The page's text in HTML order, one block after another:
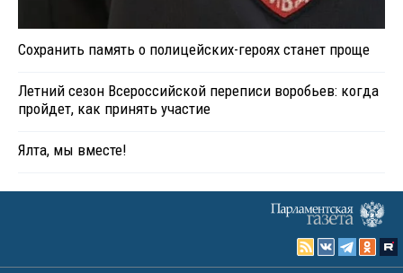
Сохранить память о полицейских-героях станет проще
Летний сезон Всероссийской переписи воробьев: когда
пройдет, как принять участие
Ялта, мы вместе!